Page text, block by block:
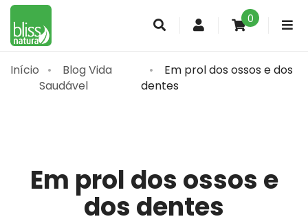
Conta 0
Início
Blog Vida
Saudável
Em prol dos ossos e dos
dentes
Em prol dos ossos e
dos dentes